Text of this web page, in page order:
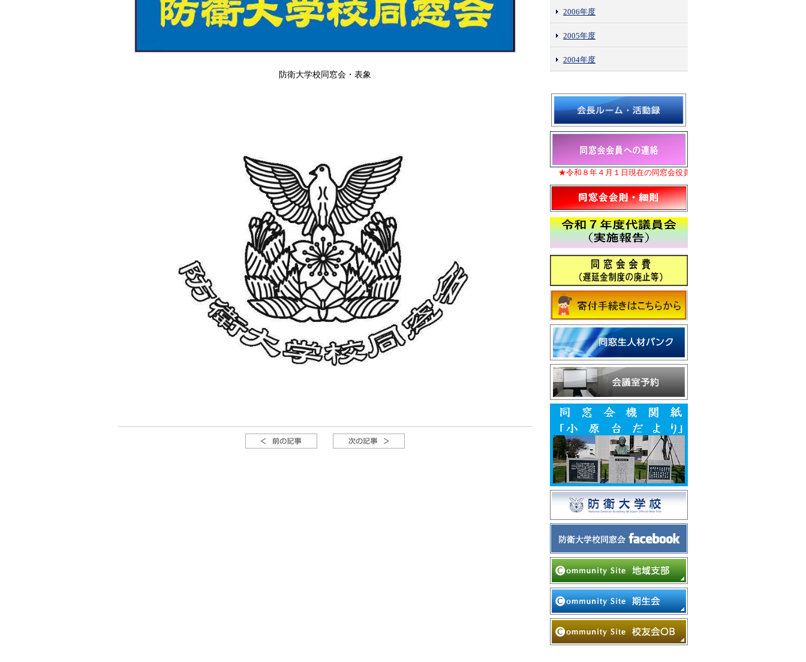
防衛大学校同窓会・表象
2006年度
2005年度
2004年度
★令和８年４月１日現在の同窓会役員名簿を更新いたしました。